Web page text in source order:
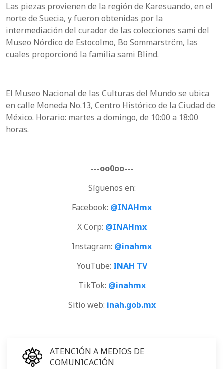
Las piezas provienen de la región de Karesuando, en el
norte de Suecia, y fueron obtenidas por la
intermediación del curador de las colecciones sami del
Museo Nórdico de Estocolmo, Bo Sommarström, las
cuales proporcionó la familia sami Blind.
El Museo Nacional de las Culturas del Mundo se ubica
en calle Moneda No.13, Centro Histórico de la Ciudad de
México. Horario: martes a domingo, de 10:00 a 18:00
horas.
---oo0oo---
Síguenos en:
Facebook: @INAHmx
X Corp: @INAHmx
Instagram: @inahmx
YouTube: INAH TV
TikTok: @inahmx
Sitio web: inah.gob.mx
ATENCIÓN A MEDIOS DE
COMUNICACIÓN